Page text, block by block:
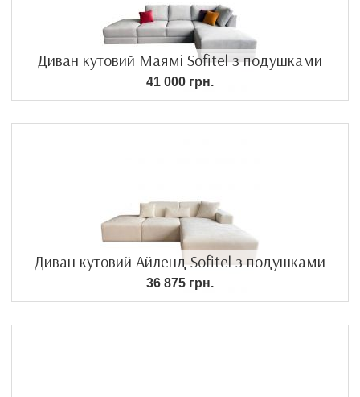
Диван кутовий Маямі Sofitel з подушками
41 000 грн.
Диван кутовий Айленд Sofitel з подушками
36 875 грн.